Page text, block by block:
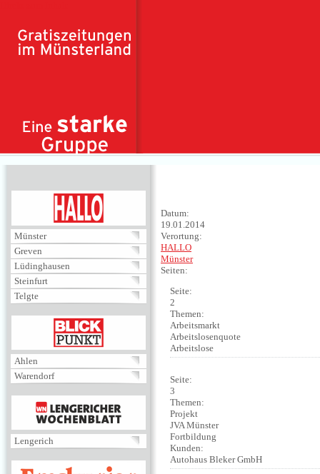
Münster
Greven
Lüdinghausen
Steinfurt
Telgte
BLICKPUNKT
Ahlen
Warendorf
MENÜ
Lengerich
EMSKURIER
Datum:
19.01.2014
Verortung:
HALLO
Münster
Seiten:
Seite:
2
Themen:
Arbeitsmarkt
Arbeitslosenquote
Arbeitslose
Seite:
3
Themen:
Projekt
JVA Münster
Fortbildung
Kunden:
Autohaus Bleker GmbH